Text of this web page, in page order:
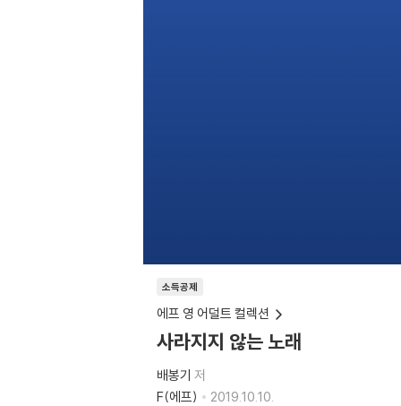
소득공제
에프 영 어덜트 컬렉션
사라지지 않는 노래
배봉기 저
F(에프)
2019.10.10.